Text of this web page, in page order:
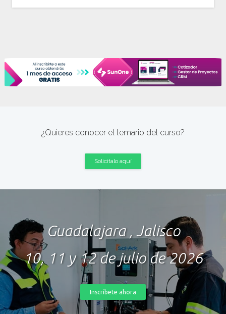
¿Quieres conocer el temario del curso?
Solicitalo aquí
Guadalajara , Jalisco
10, 11 y 12 de julio de 2026
Inscríbete ahora